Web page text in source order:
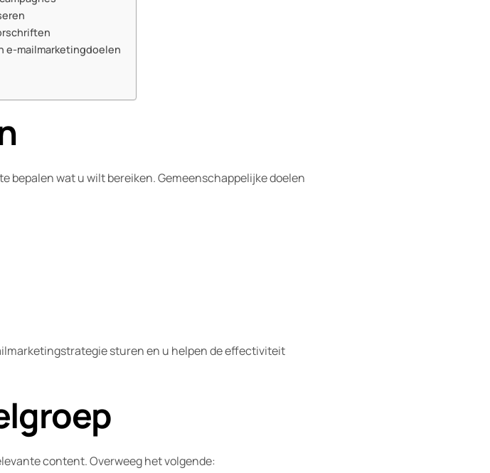
e-mailmarketingdoelen
bepalen wat u wilt bereiken. Gemeenschappelijke doelen
sturen en u helpen de effectiviteit
content. Overweeg het volgende: